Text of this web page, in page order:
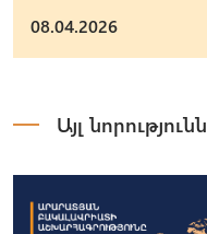
08.04.2026
Այլ